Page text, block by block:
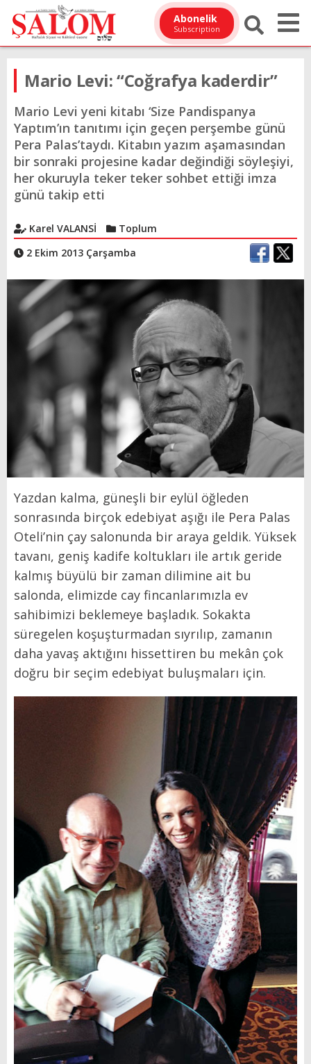
Abonelik
Subscription
Mario Levi: “Coğrafya kaderdir”
Mario Levi yeni kitabı ‘Size Pandispanya
Yaptım’ın tanıtımı için geçen perşembe günü
Pera Palas’taydı. Kitabın yazım aşamasından
bir sonraki projesine kadar değindiği söyleşiyi,
her okuruyla teker teker sohbet ettiği imza
günü takip etti
Karel VALANSİ
Toplum
2 Ekim 2013 Çarşamba
Yazdan kalma, güneşli bir eylül öğleden
sonrasında birçok edebiyat aşığı ile Pera Palas
Oteli’nin çay salonunda bir araya geldik. Yüksek
tavanı, geniş kadife koltukları ile artık geride
kalmış büyülü bir zaman dilimine ait bu
salonda, elimizde cay fincanlarımızla ev
sahibimizi beklemeye başladık. Sokakta
süregelen koşuşturmadan sıyrılıp, zamanın
daha yavaş aktığını hissettiren bu mekân çok
doğru bir seçim edebiyat buluşmaları için.